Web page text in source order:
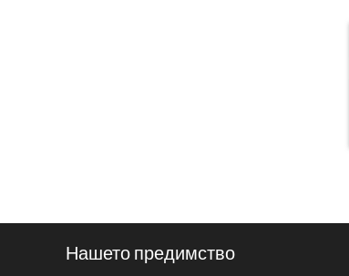
Нашето предимство